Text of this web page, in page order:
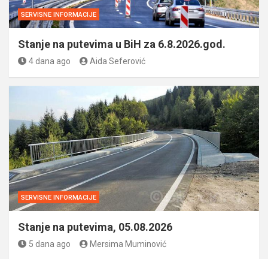
SERVISNE INFORMACIJE
Stanje na putevima u BiH za 6.8.2026.god.
4 dana ago Aida Seferović
SERVISNE INFORMACIJE
Stanje na putevima, 05.08.2026
5 dana ago Mersima Muminović